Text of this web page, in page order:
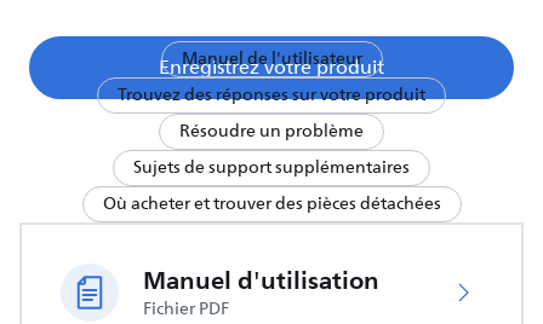
Enregistrez votre produit
Manuel de l'utilisateur
Trouvez des réponses sur votre produit
Résoudre un problème
Sujets de support supplémentaires
Où acheter et trouver des pièces détachées
Manuel d'utilisation
Fichier PDF